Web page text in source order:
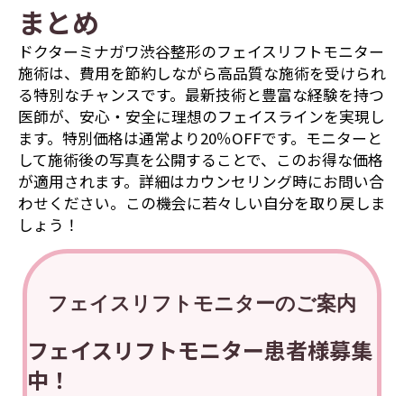
まとめ
ドクターミナガワ渋谷整形のフェイスリフトモニター
施術は、費用を節約しながら高品質な施術を受けられ
る特別なチャンスです。最新技術と豊富な経験を持つ
医師が、安心・安全に理想のフェイスラインを実現し
ます。特別価格は通常より20％OFFです。モニターと
して施術後の写真を公開することで、このお得な価格
が適用されます。詳細はカウンセリング時にお問い合
わせください。この機会に若々しい自分を取り戻しま
しょう！
フェイスリフトモニターのご案内
フェイスリフトモニター患者様募集
中！